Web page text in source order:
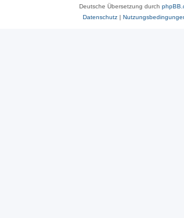
Deutsche Übersetzung durch
Datenschutz|